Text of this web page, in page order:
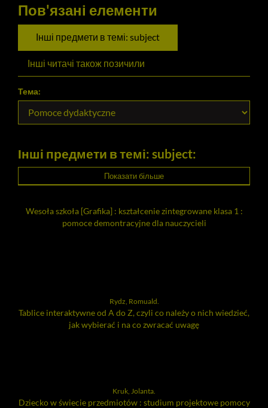
Пов'язані елементи
Інші предмети в темі: subject
Інші читачі також позичили
Тема:
Інші предмети в темі: subject:
Показати більше
Wesoła szkoła [Grafika] : kształcenie zintegrowane klasa 1 :
pomoce demontracyjne dla nauczycieli
Rydz, Romuald.
Tablice interaktywne od A do Z, czyli co należy o nich wiedzieć,
jak wybierać i na co zwracać uwagę
Kruk, Jolanta.
Dziecko w świecie przedmiotów : studium projektowe pomocy